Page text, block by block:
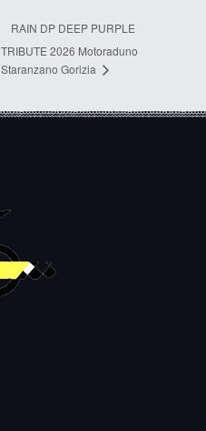
RAIN DP DEEP PURPLE
TRIBUTE 2026 Motoraduno
Staranzano Gorizia